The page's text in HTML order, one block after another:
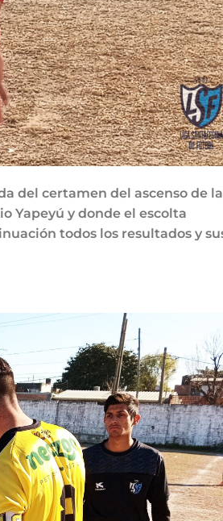
del certamen del ascenso de la
Yapeyú y donde el escolta
todos los resultados y